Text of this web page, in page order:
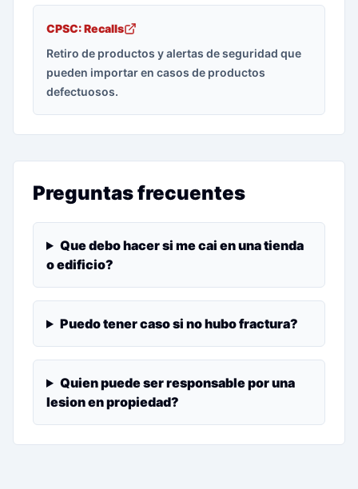
CPSC: Recalls
Retiro de productos y alertas de seguridad que
pueden importar en casos de productos
defectuosos.
Preguntas frecuentes
Que debo hacer si me cai en una tienda
o edificio?
Puedo tener caso si no hubo fractura?
Quien puede ser responsable por una
lesion en propiedad?